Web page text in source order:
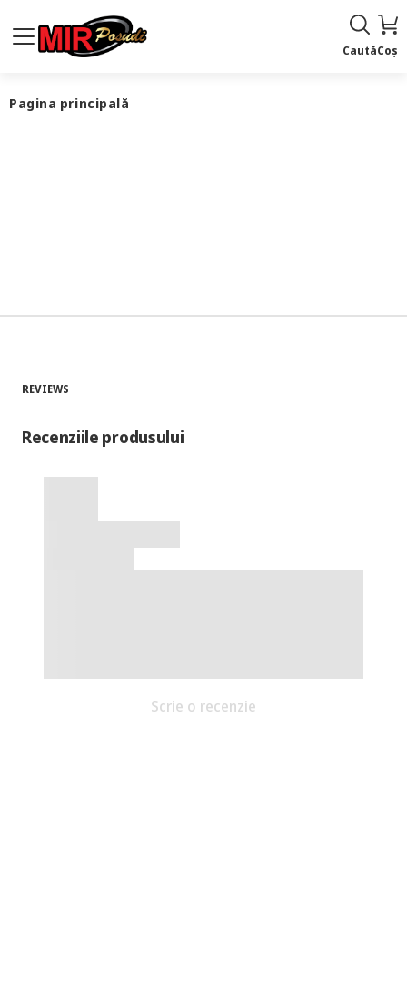
CautăCoș
Pagina principală
REVIEWS
Recenziile produsului
Scrie o recenzie